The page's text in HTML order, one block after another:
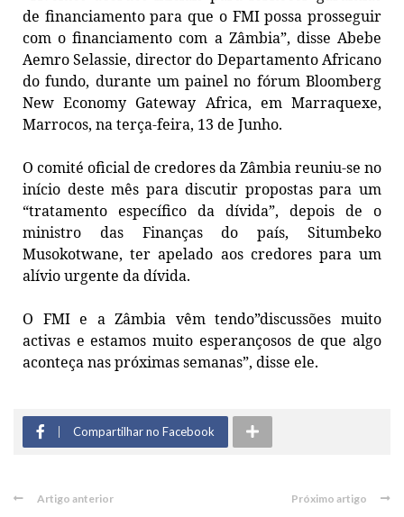
de financiamento para que o FMI possa prosseguir
com o financiamento com a Zâmbia”, disse Abebe
Aemro Selassie, director do Departamento Africano
do fundo, durante um painel no fórum Bloomberg
New Economy Gateway Africa, em Marraquexe,
Marrocos, na terça-feira, 13 de Junho.
O comité oficial de credores da Zâmbia reuniu-se no
início deste mês para discutir propostas para um
“tratamento específico da dívida”, depois de o
ministro das Finanças do país, Situmbeko
Musokotwane, ter apelado aos credores para um
alívio urgente da dívida.
O FMI e a Zâmbia vêm tendo”discussões muito
activas e estamos muito esperançosos de que algo
aconteça nas próximas semanas”, disse ele.
Compartilhar no Facebook
Artigo anterior Próximo artigo